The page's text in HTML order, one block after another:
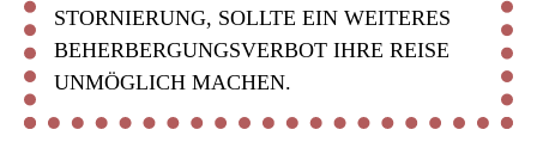
STORNIERUNG, SOLLTE EIN WEITERES
BEHERBERGUNGSVERBOT IHRE REISE
UNMÖGLICH MACHEN.